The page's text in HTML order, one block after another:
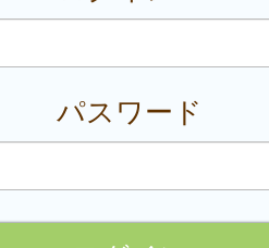
パスワード